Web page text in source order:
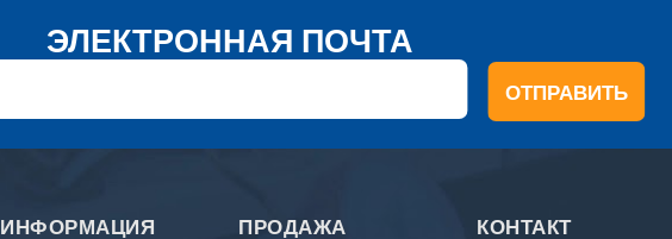
ЭЛЕКТРОННАЯ ПОЧТА
ОТПРАВИТЬ
ИНФОРМАЦИЯ ПРОДАЖА КОНТАКТ